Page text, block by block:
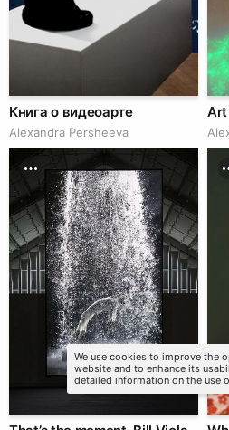
Книга о видеоарте
Alexandra Persheeva
Art
We use cookies to improve the
website and to enhance its
detailed information on the use